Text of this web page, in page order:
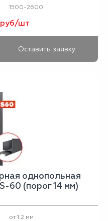
1500-2600
шт
Оставить заявку
однопольная
60 (порог 14 мм)
от 1.2 мм